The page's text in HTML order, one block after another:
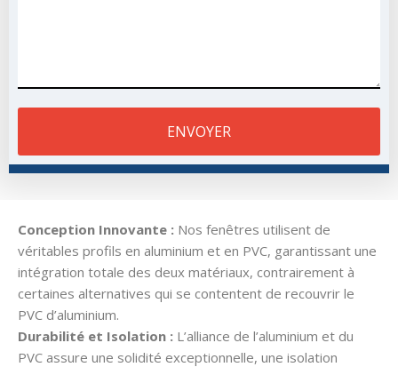
ENVOYER
Conception Innovante : Nos fenêtres utilisent de
véritables profils en aluminium et en PVC, garantissant une
intégration totale des deux matériaux, contrairement à
certaines alternatives qui se contentent de recouvrir le
PVC d’aluminium.
Durabilité et Isolation : L’alliance de l’aluminium et du
PVC assure une solidité exceptionnelle, une isolation